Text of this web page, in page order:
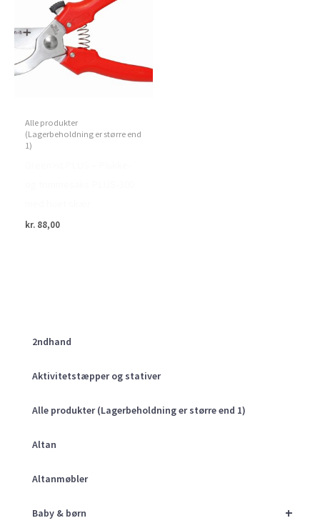
2ndhand
Aktivitetstæpper og stativer
Alle produkter (Lagerbeholdning er større end 1)
Altan
Altanmøbler
+
Baby & børn
Alle produkter
(Lagerbeholdning er større end
1)
kr. 88,00